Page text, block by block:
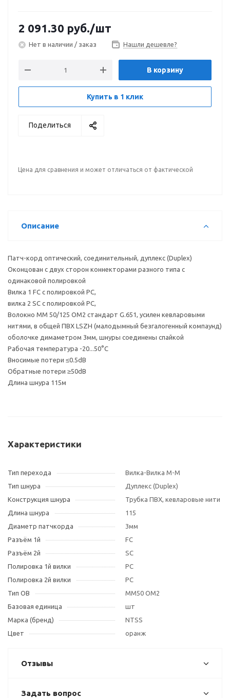
2 091.30 руб./шт
Нет в наличии / заказ Нашли дешевле?
В корзину
Купить в 1 клик
Поделиться
Цена для сравнения и может отличаться от фактической
Описание
Патч-корд оптический, соединительный, дуплекс (Duplex)
Оконцован с двух сторон коннекторами разного типа с
одинаковой полировкой
Вилка 1 FC с полировкой PC,
вилка 2 SC с полировкой PC,
Волокно MM 50/125 OM2 стандарт G.651, усилен кевларовыми
нитями, в общей ПВХ LSZH (малодымный безгалогенный компаунд)
оболочке димаметром 3мм, шнуры соединены спайкой
Рабочая температура -20...50°С
Вносимые потери ≤0.5dB
Обратные потери ≥50dB
Длина шнура 115м
Характеристики
Тип перехода
Вилка-Вилка M-M
Тип шнура
Дуплекс (Duplex)
Конструкция шнура
Трубка ПВХ, кевларовые нити
Длина шнура
115
Диаметр патчкорда
3мм
Разъём 1й
FC
Разъём 2й
SC
Полировка 1й вилки
PC
Полировка 2й вилки
PC
Тип OB
MM50 OM2
Базовая единица
шт
Марка (бренд)
NTSS
Цвет
оранж
Отзывы
Задать вопрос